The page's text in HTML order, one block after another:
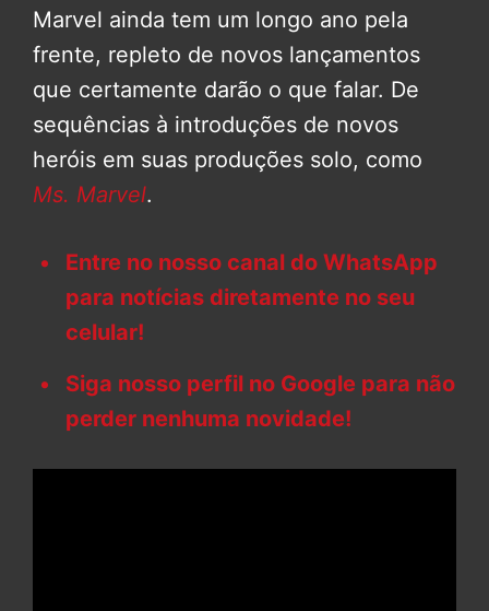
Marvel ainda tem um longo ano pela
frente, repleto de novos lançamentos
que certamente darão o que falar. De
sequências à introduções de novos
heróis em suas produções solo, como
Ms. Marvel.
Entre no nosso canal do WhatsApp
para notícias diretamente no seu
celular!
Siga nosso perfil no Google para não
perder nenhuma novidade!